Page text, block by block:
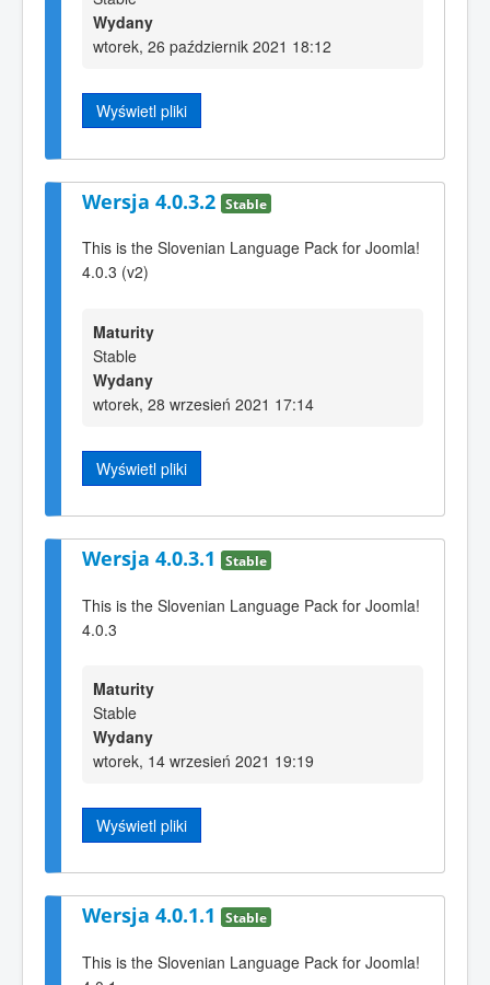
Wydany
wtorek, 26 październik 2021 18:12
Wyświetl pliki
Wersja 4.0.3.2 Stable
This is the Slovenian Language Pack for Joomla!
4.0.3 (v2)
Maturity
Stable
Wydany
wtorek, 28 wrzesień 2021 17:14
Wyświetl pliki
Wersja 4.0.3.1 Stable
This is the Slovenian Language Pack for Joomla!
4.0.3
Maturity
Stable
Wydany
wtorek, 14 wrzesień 2021 19:19
Wyświetl pliki
Wersja 4.0.1.1 Stable
This is the Slovenian Language Pack for Joomla!